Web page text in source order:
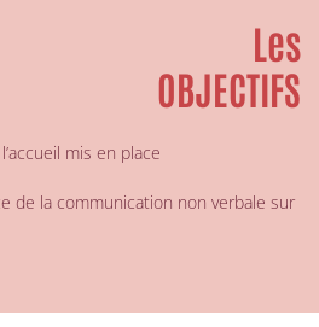
Les
OBJECTIFS
mis en place
de la communication non verbale sur